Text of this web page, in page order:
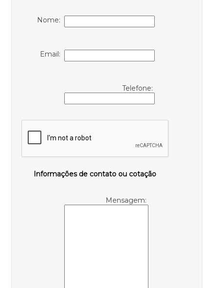
Nome:
Email:
Telefone:
Informações de contato ou cotação
Mensagem: